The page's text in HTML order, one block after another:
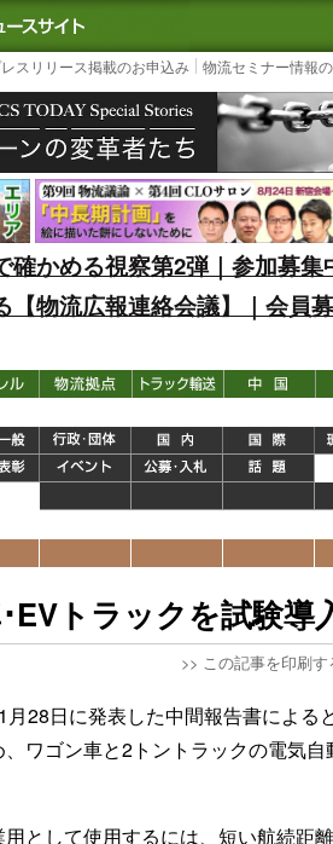
｜国内最大の物流ニュースサイト
3PL, SCMな
スリリース掲載のお申込み 物流セミナー情報
かめる視察第2弾｜参加募集
物流広報連絡会議】｜会員
EVトラックを試験導
>> この記事を印刷す
28日に発表した中間報告書による
ワゴン車と2トントラックの電気自
として使用するには、短い航続距